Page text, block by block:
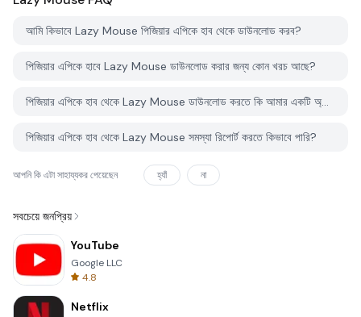
আমি কিভাবে Lazy Mouse পিজিয়ার এপিকে হাব থেকে ডাউনলোড করব?
পিজিয়ার এপিকে হাবে Lazy Mouse ডাউনলোড করার জন্য কোন খরচ আছে?
পিজিয়ার এপিকে হাব থেকে Lazy Mouse ডাউনলোড করতে কি আমার একটি অ্যাকাউন্ট দরকার?
পিজিয়ার এপিকে হাব থেকে Lazy Mouse সমস্যা রিপোর্ট করতে কিভাবে পারি?
আপনি কি এটা সাহায্যকর পেয়েছেন হ্যাঁ না
সবচেয়ে জনপ্রিয়
YouTube
Google LLC
4.8
Netflix